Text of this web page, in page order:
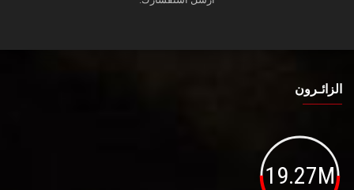
الزائـرون
19.27M